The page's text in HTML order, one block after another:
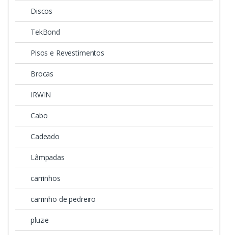
Discos
TekBond
Pisos e Revestimentos
Brocas
IRWIN
Cabo
Cadeado
Lâmpadas
carrinhos
carrinho de pedreiro
pluzie